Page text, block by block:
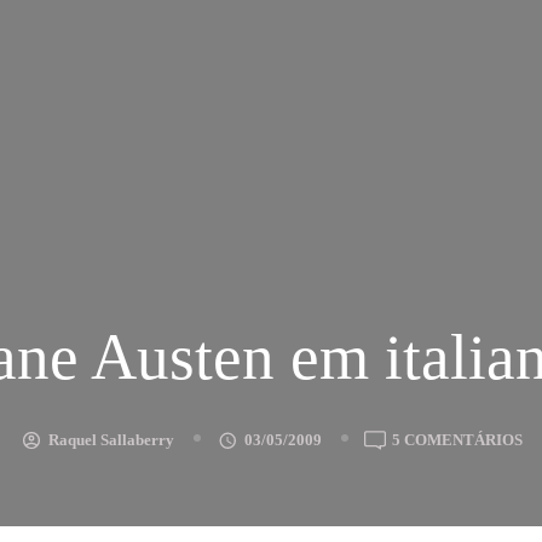
Austen em
Raquel Sallaberry 03/05/2009 5 COMENTÁRIOSEM